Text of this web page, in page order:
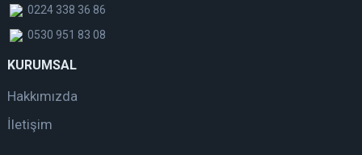
0224 338 36 86
0530 951 83 08
KURUMSAL
Hakkımızda
İletişim